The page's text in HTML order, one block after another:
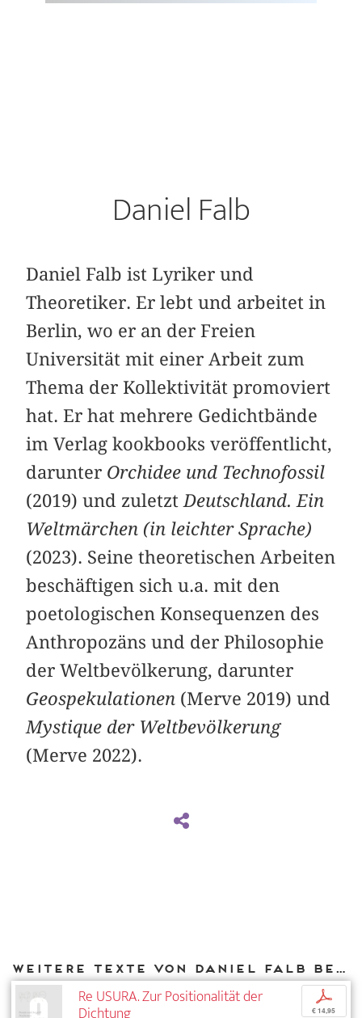
Daniel Falb
Daniel Falb ist Lyriker und
Theoretiker. Er lebt und arbeitet in
Berlin, wo er an der Freien
Universität mit einer Arbeit zum
Thema der Kollektivität promoviert
hat. Er hat mehrere Gedichtbände
im Verlag kookbooks veröffentlicht,
darunter ­ Orchidee und Technofossil
(2019) und zuletzt Deutschland. Ein
Weltmärchen (in leichter Sprache)
(2023). Seine theoretischen Arbeiten
beschäftigen sich u.a. mit den
poetologischen Konsequenzen des
Anthropozäns und der Philosophie
der Weltbevölkerung, darunter
Geospekulationen (Merve 2019) und
Mystique der Weltbevölkerung
(Merve 2022).
Weitere Texte von Daniel Falb bei DIAPHANES
Re USURA. Zur Positionalität der p
€ 14,95